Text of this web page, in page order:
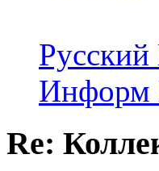
Информ
Re: